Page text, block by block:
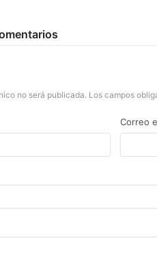
no será publicada. Los campos
Correo